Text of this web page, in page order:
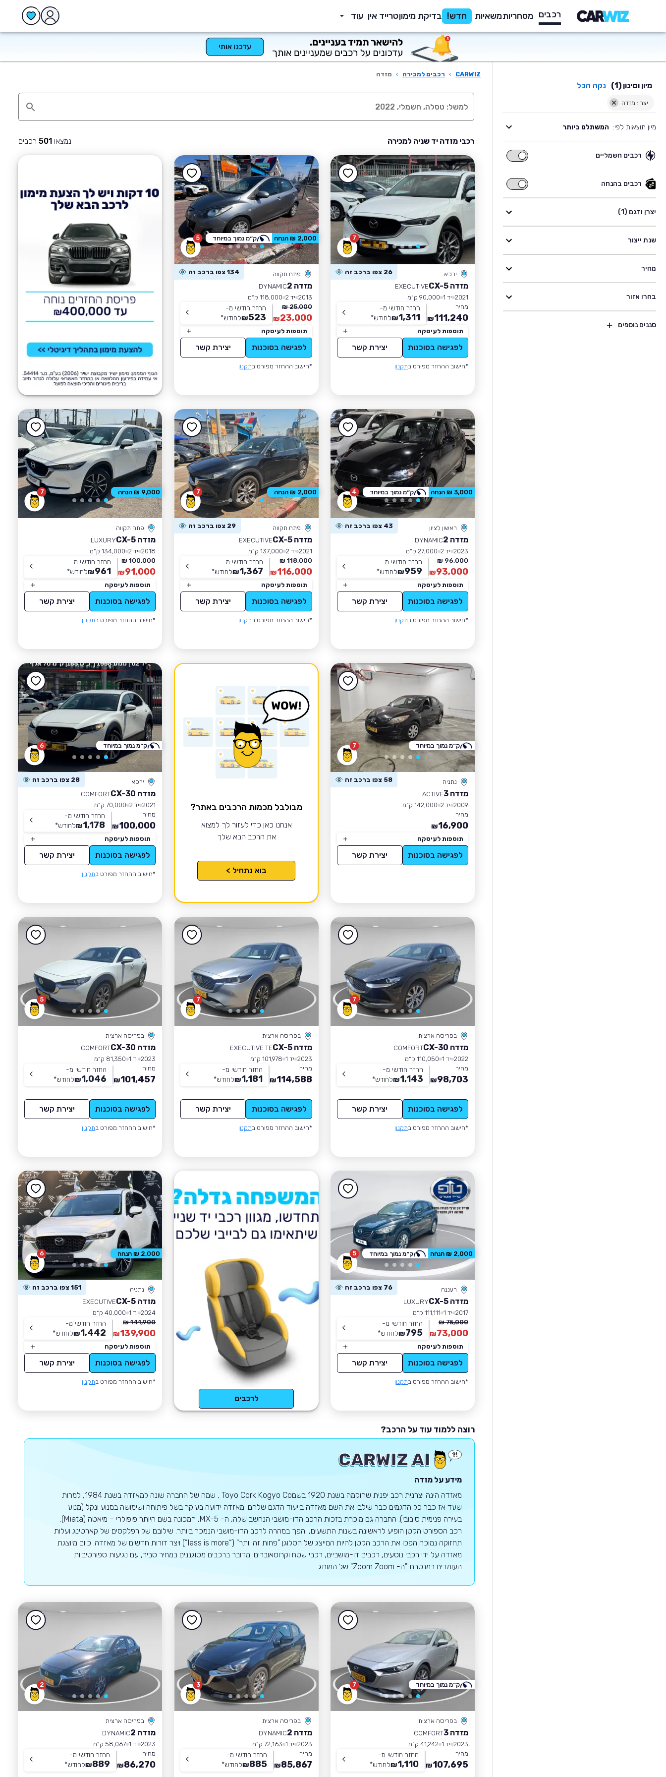
רכבים מסחריותמשאיות חדש! בדיקת מימוןטרייד אין עוד
מיון וסינון (1) נקה הכל
יצרן: מזדה
מיון תוצאות לפי: המשתלם ביותר
רכבים חשמליים
רכבים
רכבים בהנחה
רכבים
בהנחה
יצרן ודגם (1)
שנת ייצור
מחיר
בחרו אזור
סננים נוספים
CARWIZ
› רכבים למכירה › מזדה
רכבי מזדה יד שניה למכירה נמצאו 501 רכבים
7
ירכא 26 צפו ברכב זה
מזדה CX-5
EXECUTIVE
2021 יד 1
90,000 ק״מ
מחיר
111,240
₪
החזר חודשי מ-
1,311
₪לחודש*
תוספות לעיסקה
לפגישה בסוכנות יצירת קשר
*חישוב ההחזר מפורט בתקנון
5
פתח תקווה 134 צפו ברכב זה
מזדה 2
DYNAMIC
2013 יד 2
118,000 ק״מ
25,000 ₪
23,000
₪
החזר חודשי מ-
523
₪לחודש*
תוספות לעיסקה
לפגישה בסוכנות יצירת קשר
*חישוב ההחזר מפורט בתקנון
2,000 ₪ הנחה ק״מ נמוך במיוחד
4
ראשון לציון 43 צפו ברכב זה
מזדה 2
DYNAMIC
2023 יד 2
27,000 ק״מ
96,000 ₪
93,000
₪
החזר חודשי מ-
959
₪לחודש*
תוספות לעיסקה
לפגישה בסוכנות יצירת קשר
*חישוב ההחזר מפורט בתקנון
3,000 ₪ הנחה ק״מ נמוך במיוחד 7
פתח תקווה 29 צפו ברכב זה
מזדה CX-5
EXECUTIVE
2021 יד 2
137,000 ק״מ
118,000 ₪
116,000
₪
החזר חודשי מ-
1,367
₪לחודש*
תוספות לעיסקה
לפגישה בסוכנות יצירת קשר
*חישוב ההחזר מפורט בתקנון
2,000 ₪ הנחה 7
פתח תקווה
מזדה CX-5
LUXURY
2018 יד 2
134,000 ק״מ
100,000 ₪
91,000
₪
החזר חודשי מ-
961
₪לחודש*
תוספות לעיסקה
לפגישה בסוכנות יצירת קשר
*חישוב ההחזר מפורט בתקנון
9,000 ₪ הנחה
7
נתניה 58 צפו ברכב זה
מזדה 3
ACTIVE
2009 יד 2
142,000 ק״מ
מחיר
16,900
₪
תוספות לעיסקה
לפגישה בסוכנות יצירת קשר
ק״מ נמוך במיוחד
מבולבל מכמות הרכבים באתר?
אנחנו כאן כדי לעזור לך למצוא
את הרכב הבא שלך
בוא נתחיל >
6
ירכא 28 צפו ברכב זה
מזדה CX-30
COMFORT
2021 יד 2
70,000 ק״מ
מחיר
100,000
₪
החזר חודשי מ-
1,178
₪לחודש*
תוספות לעיסקה
לפגישה בסוכנות יצירת קשר
*חישוב ההחזר מפורט בתקנון
ק״מ נמוך במיוחד
7
בפריסה ארצית
מזדה CX-30
COMFORT
2022 יד 1
110,050 ק״מ
מחיר
98,703
₪
החזר חודשי מ-
1,143
₪לחודש*
לפגישה בסוכנות יצירת קשר
*חישוב ההחזר מפורט בתקנון
7
בפריסה ארצית
מזדה CX-5
EXECUTIVE TE
2023 יד 1
101,978 ק״מ
מחיר
114,588
₪
החזר חודשי מ-
1,181
₪לחודש*
לפגישה בסוכנות יצירת קשר
*חישוב ההחזר מפורט בתקנון
5
בפריסה ארצית
מזדה CX-30
COMFORT
2023 יד 1
81,350 ק״מ
מחיר
101,457
₪
החזר חודשי מ-
1,046
₪לחודש*
לפגישה בסוכנות יצירת קשר
*חישוב ההחזר מפורט בתקנון
5
רעננה 76 צפו ברכב זה
מזדה CX-5
LUXURY
2017 יד 1
111,111 ק״מ
75,000 ₪
73,000
₪
החזר חודשי מ-
795
₪לחודש*
תוספות לעיסקה
לפגישה בסוכנות יצירת קשר
*חישוב ההחזר מפורט בתקנון
2,000 ₪ הנחה ק״מ נמוך במיוחד
לרכבים
6
נתניה 151 צפו ברכב זה
מזדה CX-5
EXECUTIVE
2024 יד 1
40,000 ק״מ
141,900 ₪
139,900
₪
החזר חודשי מ-
1,442
₪לחודש*
תוספות לעיסקה
לפגישה בסוכנות יצירת קשר
*חישוב ההחזר מפורט בתקנון
2,000 ₪ הנחה
רוצה ללמוד עוד על הרכב?
מידע על מזדה
מאזדה הינה יצרנית רכב יפנית שהוקמה בשנת 1920 בשםToyo Cork Kogyo Co , שמה של החברה שונה למאזדה בשנת 1984, למרות
שעד אז כבר כל הדגמים כבר שילבו את השם מאזדה בייעוד הדגם שלהם. מאזדה ידועה בעיקר בשל פיתוחה ושימושה במנוע ונקל (מנוע
בעירה פנימית סיבובי). החברה גם מוכרת בזכות הרכב הדו-מושבי הנחשב שלה, ה- MX-5, המכונה בשם היותר פופולרי – מיאטה (Miata).
רכב הספורט הקטן הופיע לראשונה בשנות התשעים, והפך במהרה לרכב הדו-מושבי הנמכר ביותר. שילובם של רפלקסים של קארטינג ועלות
תחזוקה נמוכה הפכו את הרכב הקטן להיות המייצג של הסלוגן "פחות זה יותר" (“less is more”) ויצר דורות חדשים של מאזדה. כיום מיוצגת
מאזדה על ידי רכבי נוסעים, רכבים דו-מושביים, רכבי שטח וקרוסאוברים. מדובר ברכבים מסוגננים במחיר סביר, עם נגיעות ספורטיביות
העומדים במנטרת "ה- Zoom Zoom" של המותג.
7
בפריסה ארצית
מזדה 3
COMFORT
2023 יד 1
41,242 ק״מ
מחיר
107,695
₪
החזר חודשי מ-
1,110
₪לחודש*
ק״מ נמוך במיוחד 3
בפריסה ארצית
מזדה 2
DYNAMIC
2023 יד 1
72,163 ק״מ
מחיר
85,867
₪
החזר חודשי מ-
885
₪לחודש*
2
בפריסה ארצית
מזדה 2
DYNAMIC
2023 יד 1
58,067 ק״מ
מחיר
86,270
₪
החזר חודשי מ-
889
₪לחודש*